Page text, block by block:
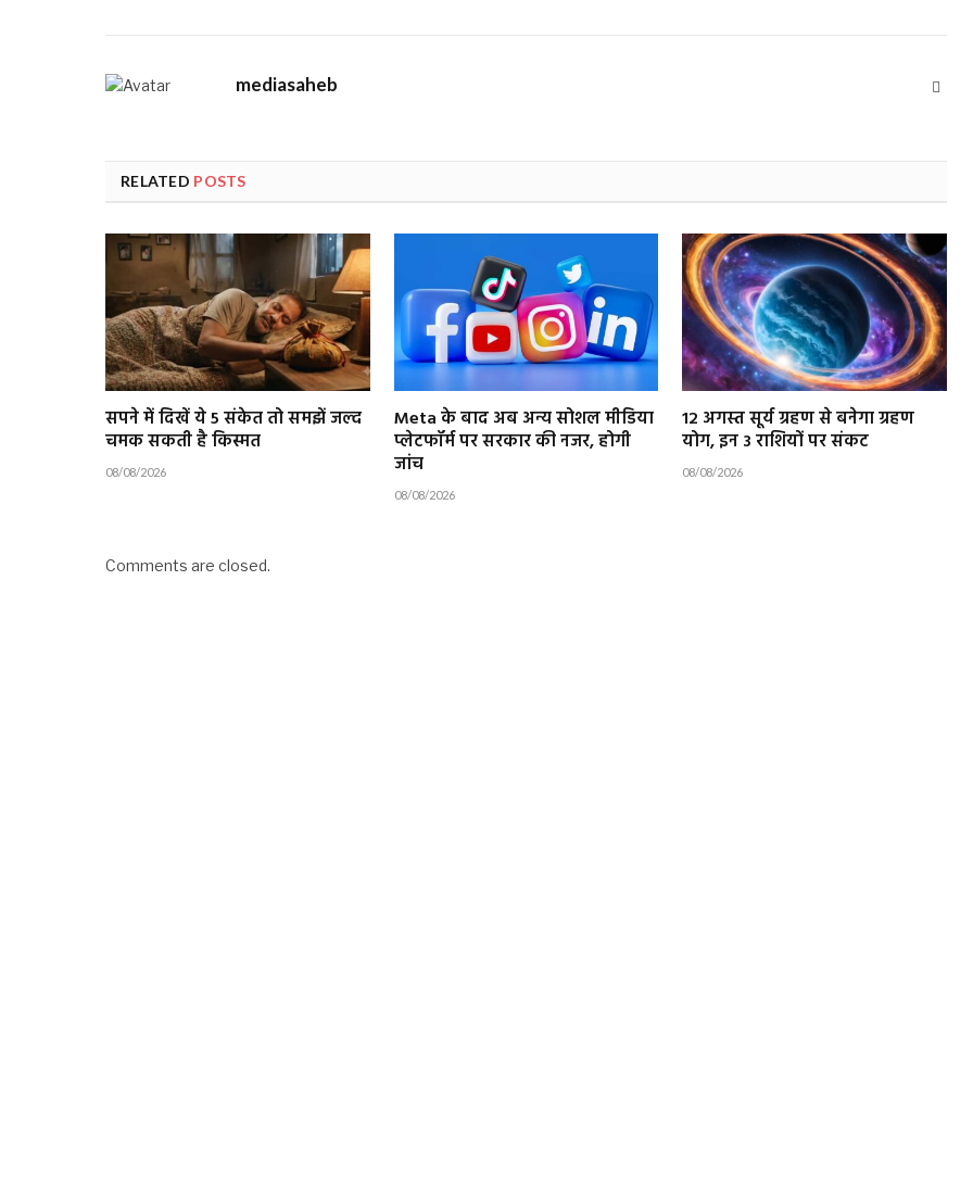
mediasaheb
RELATED POSTS
सपने में दिखें ये 5 संकेत तो समझें जल्द
चमक सकती है किस्मत
08/08/2026
Meta के बाद अब अन्य सोशल मीडिया
प्लेटफॉर्म पर सरकार की नजर, होगी
जांच
08/08/2026
12 अगस्त सूर्य ग्रहण से बनेगा ग्रहण
योग, इन 3 राशियों पर संकट
08/08/2026
Comments are closed.